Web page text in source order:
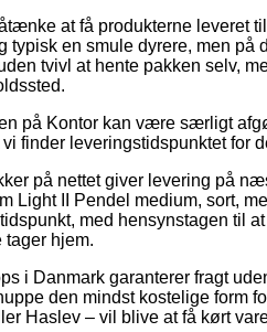
at få produkterne leveret
typisk en smule dyrere, men
tvivl at hente pakken selv,
på Kontor kan være særligt
finder leveringstidspunktet for
på nettet giver levering på
Light II Pendel medium, sort,
med hensynstagen til
tager hjem.
i Danmark garanterer fragt
den mindst kostelige form
Haslev – vil blive at få kørt